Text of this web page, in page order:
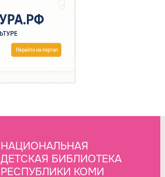
НАЦИОНАЛЬНАЯ
ДЕТСКАЯ БИБЛИОТЕКА
РЕСПУБЛИКИ КОМИ